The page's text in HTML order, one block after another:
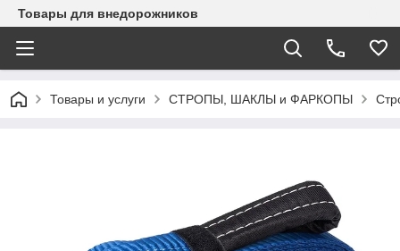
Товары для внедорожников
Товары и услуги СТРОПЫ, ШАКЛЫ и ФАРКОПЫ